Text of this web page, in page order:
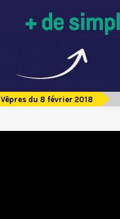
Vêpres du 8 février 2018